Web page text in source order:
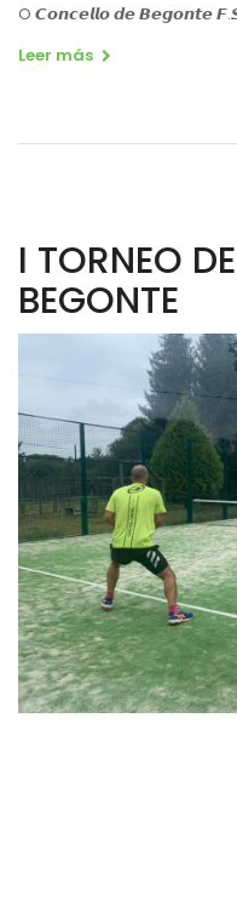
O 𝘾𝙤𝙣𝙘𝙚𝙡𝙡𝙤 𝙙𝙚 𝘽𝙚𝙜𝙤𝙣𝙩𝙚
Leer más
I TORNEO
BEGONTE